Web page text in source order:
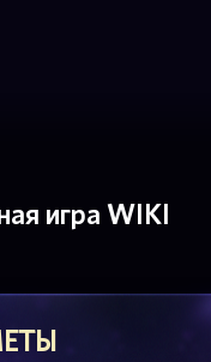
игра WIKI